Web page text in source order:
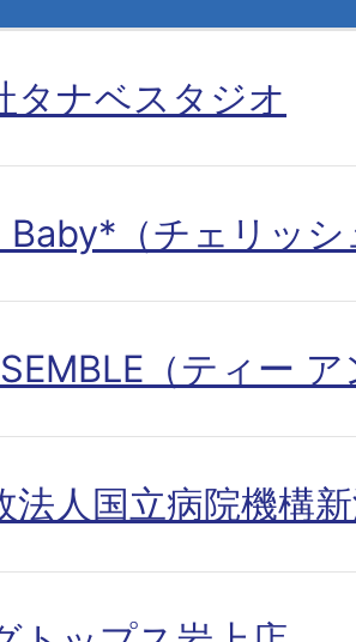
タナベスタジオ
Baby*（チェリッ
（ティー
法人国立病院機構